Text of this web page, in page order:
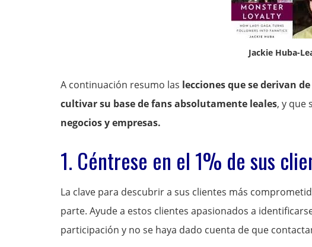
Jackie Huba-
A continuación resumo las lecciones que se derivan
cultivar su base de fans absolutamente leales, y que
negocios y empresas.
1. Céntrese en el 1% de sus
La clave para descubrir a sus clientes más
parte. Ayude a estos clientes apasionados a
participación y no se haya dado cuenta de que